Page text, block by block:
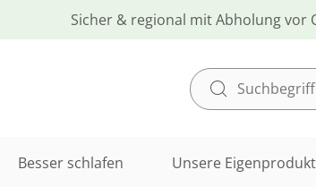
Sicher & regional mit Abholung vor
Besser schlafen Unsere